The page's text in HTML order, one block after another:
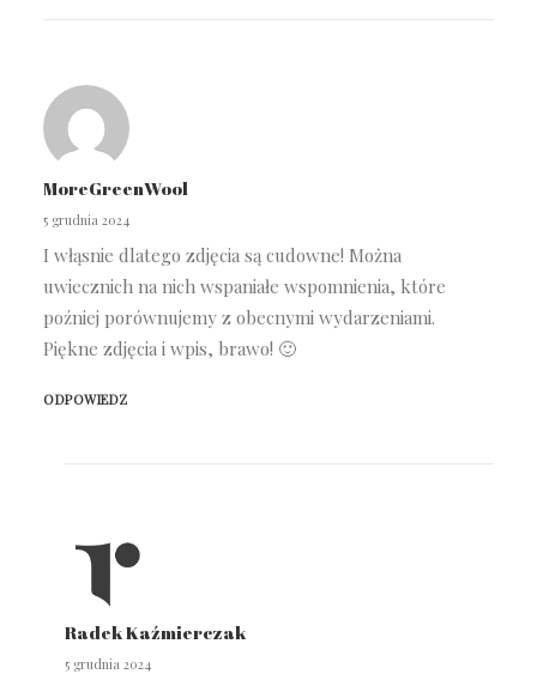
MoreGreenWool
5 grudnia 2024
I włąsnie dlatego zdjęcia są cudowne! Można
uwiecznich na nich wspaniałe wspomnienia, które
poźniej porównujemy z obecnymi wydarzeniami.
Piękne zdjęcia i wpis, brawo! 🙂
ODPOWIEDZ
Radek Kaźmierczak
5 grudnia 2024